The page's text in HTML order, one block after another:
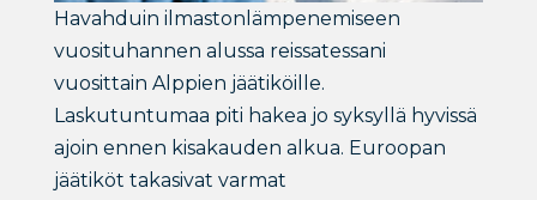
Havahduin ilmastonlämpenemiseen
vuosituhannen alussa reissatessani
vuosittain Alppien jäätiköille.
Laskutuntumaa piti hakea jo syksyllä hyvissä
ajoin ennen kisakauden alkua. Euroopan
jäätiköt takasivat varmat